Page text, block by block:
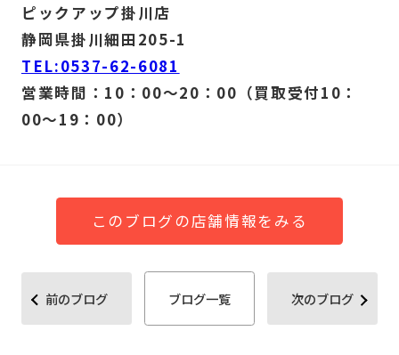
ピックアップ掛川店
静岡県掛川細田205-1
TEL:0537-62-6081
営業時間：10：00～20：00（買取受付10：
00～19：00）
このブログの店舗情報をみる
前のブログ ブログ一覧 次のブログ